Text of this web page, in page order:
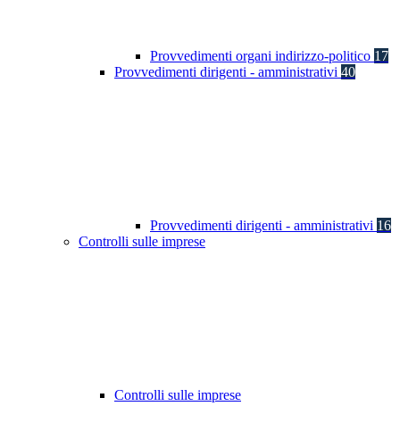
Provvedimenti organi indirizzo-politico 17
Provvedimenti dirigenti - amministrativi 40
Provvedimenti dirigenti - amministrativi 16
Controlli sulle imprese
Controlli sulle imprese